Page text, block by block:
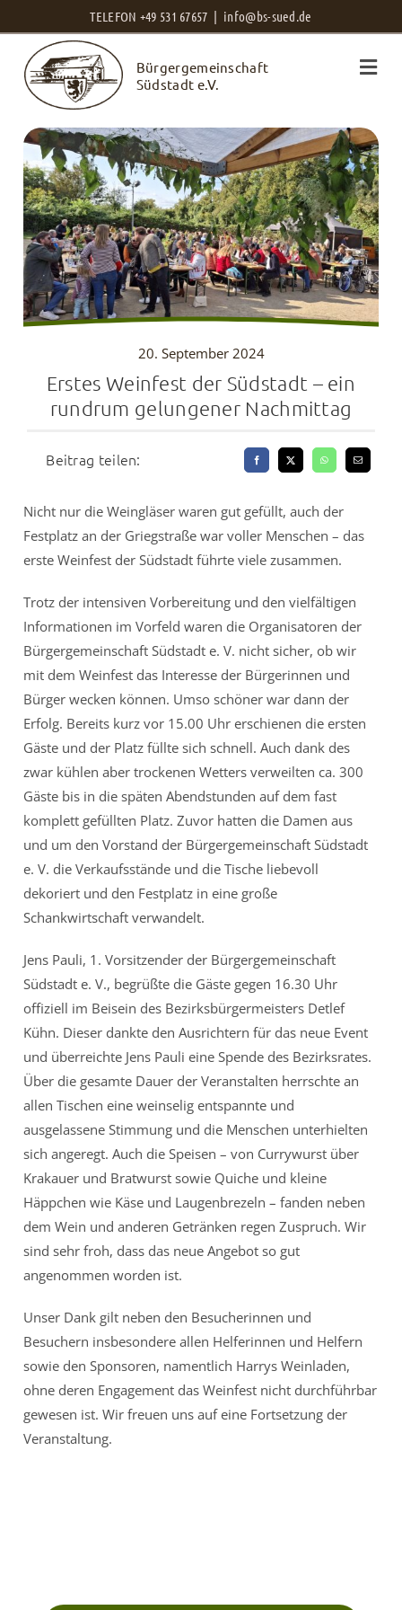
Inhalt
springen
TELEFON +49 531 67657 | info@bs-sued.de
Bürgergemeinschaft
Südstadt e.V.
20. September 2024
Erstes Weinfest der Südstadt – ein
rundrum gelungener Nachmittag
Beitrag teilen:
Nicht nur die Weingläser waren gut gefüllt, auch der
Festplatz an der Griegstraße war voller Menschen – das
erste Weinfest der Südstadt führte viele zusammen.
Trotz der intensiven Vorbereitung und den vielfältigen
Informationen im Vorfeld waren die Organisatoren der
Bürgergemeinschaft Südstadt e. V. nicht sicher, ob wir
mit dem Weinfest das Interesse der Bürgerinnen und
Bürger wecken können. Umso schöner war dann der
Erfolg. Bereits kurz vor 15.00 Uhr erschienen die ersten
Gäste und der Platz füllte sich schnell. Auch dank des
zwar kühlen aber trockenen Wetters verweilten ca. 300
Gäste bis in die späten Abendstunden auf dem fast
komplett gefüllten Platz. Zuvor hatten die Damen aus
und um den Vorstand der Bürgergemeinschaft Südstadt
e. V. die Verkaufsstände und die Tische liebevoll
dekoriert und den Festplatz in eine große
Schankwirtschaft verwandelt.
Jens Pauli, 1. Vorsitzender der Bürgergemeinschaft
Südstadt e. V., begrüßte die Gäste gegen 16.30 Uhr
offiziell im Beisein des Bezirksbürgermeisters Detlef
Kühn. Dieser dankte den Ausrichtern für das neue Event
und überreichte Jens Pauli eine Spende des Bezirksrates.
Über die gesamte Dauer der Veranstalten herrschte an
allen Tischen eine weinselig entspannte und
ausgelassene Stimmung und die Menschen unterhielten
sich angeregt. Auch die Speisen – von Currywurst über
Krakauer und Bratwurst sowie Quiche und kleine
Häppchen wie Käse und Laugenbrezeln – fanden neben
dem Wein und anderen Getränken regen Zuspruch. Wir
sind sehr froh, dass das neue Angebot so gut
angenommen worden ist.
Unser Dank gilt neben den Besucherinnen und
Besuchern insbesondere allen Helferinnen und Helfern
sowie den Sponsoren, namentlich Harrys Weinladen,
ohne deren Engagement das Weinfest nicht durchführbar
gewesen ist. Wir freuen uns auf eine Fortsetzung der
Veranstaltung.